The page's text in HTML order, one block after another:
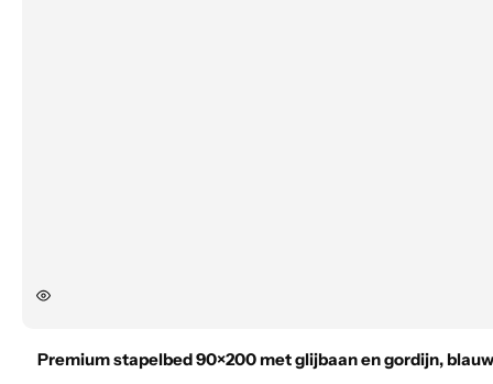
Premium stapelbed 90×200 met glijbaan en gordijn, blauw